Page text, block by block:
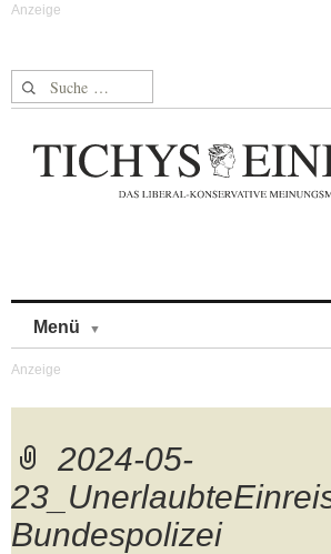
Suche nach:
Menü
2024-05-
Bundespolizei